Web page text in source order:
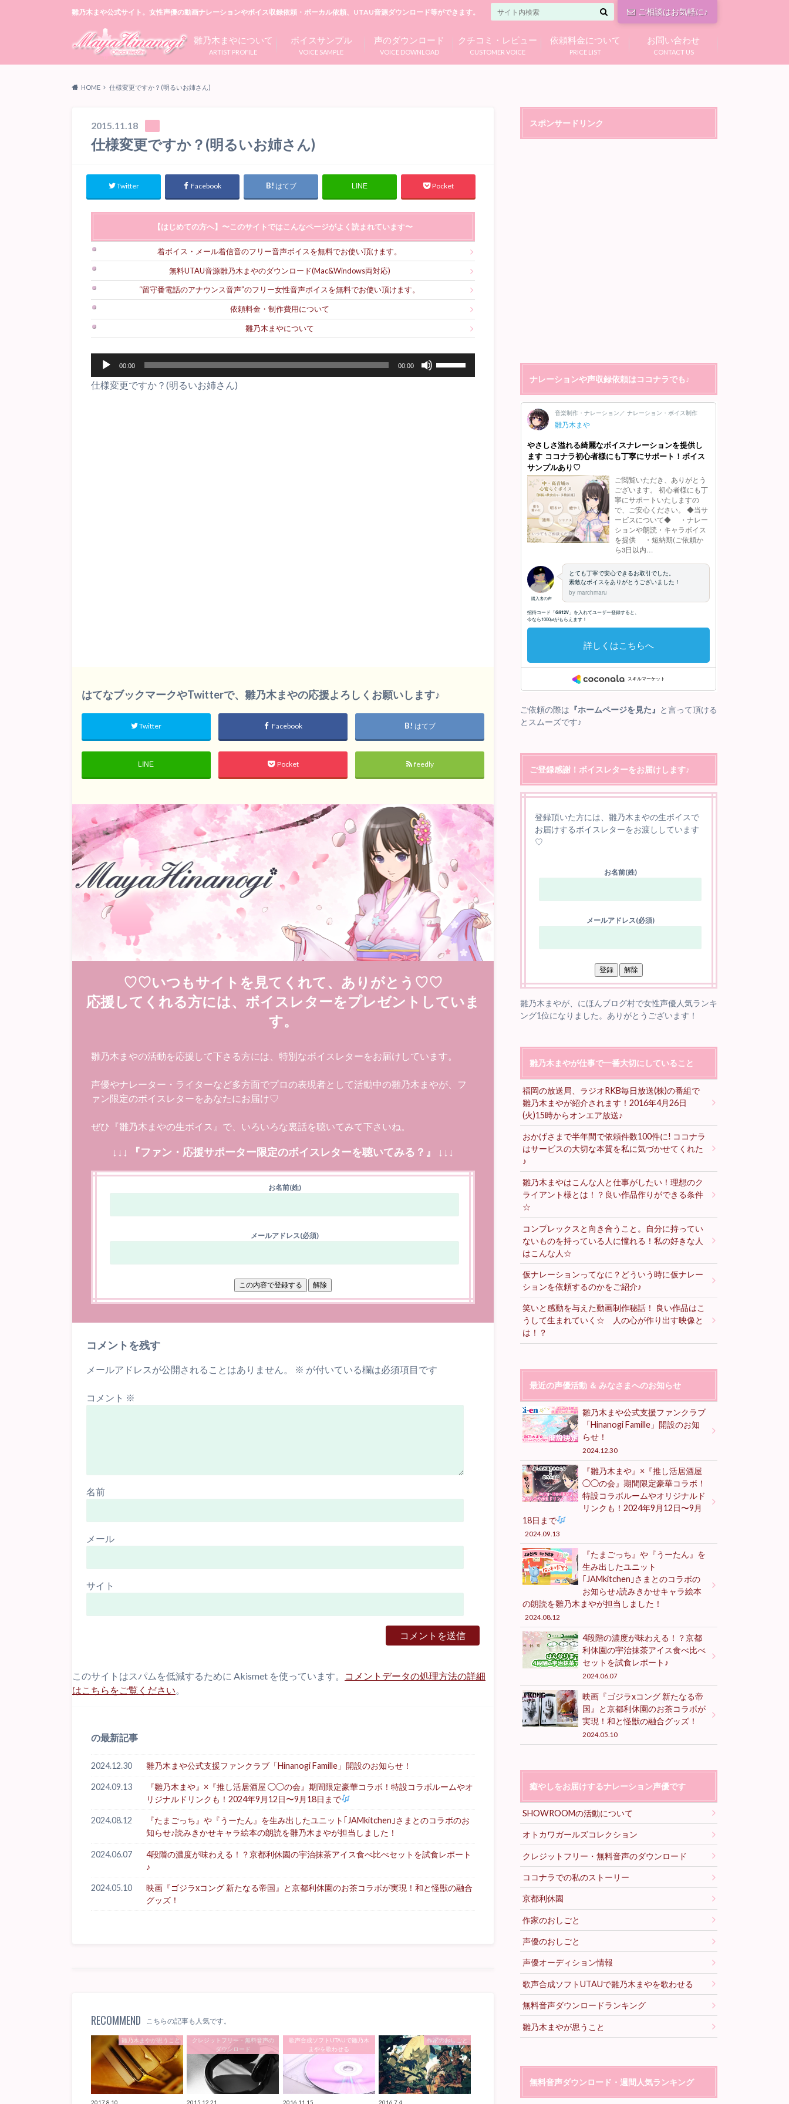
雛乃木まや公式サイト。女性声優の動画ナレーションやボイス収録依頼・ボーカル依頼、UTAU音源ダウンロード等ができます。 ご相談はお気軽に♪
ARTIST PROFILE
雛乃木まやについて
VOICE SAMPLE
ボイスサンプル
VOICE DOWNLOAD
声のダウンロード
CUSTOMER VOICE
クチコミ・レビュー
PRICE LIST
依頼料金について
CONTACT US
お問い合わせ
HOME 仕様変更ですか？(明るいお姉さん)
2015.11.18
仕様変更ですか？(明るいお姉さん)
Twitter Facebook はてブ LINE Pocket
【はじめての方へ】〜このサイトではこんなページがよく読まれています〜
着ボイス・メール着信音のフリー音声ボイスを無料でお使い頂けます。
無料UTAU音源雛乃木まやのダウンロード(Mac&Windows両対応)
“留守番電話のアナウンス音声”のフリー女性音声ボイスを無料でお使い頂けます。
依頼料金・制作費用について
雛乃木まやについて
プ
00:00 00:00
仕様変更ですか？(明るいお姉さん)
はてなブックマークやTwitterで、雛乃木まやの応援よろしくお願いします♪
Twitter Facebook はてブ
LINE Pocket feedly
♡♡いつもサイトを見てくれて、ありがとう♡♡
応援してくれる方には、ボイスレターをプレゼントしていま
す。
雛乃木まやの活動を応援して下さる方には、特別なボイスレターをお届けしています。
声優やナレーター・ライターなど多方面でプロの表現者として活動中の雛乃木まやが、フ
ァン限定のボイスレターをあなたにお届け♡
ぜひ『雛乃木まやの生ボイス』で、いろいろな裏話を聴いてみて下さいね。
↓↓↓ 『ファン・応援サポーター限定のボイスレターを聴いてみる？』 ↓↓↓
お名前(姓)
メールアドレス(必須)
コメントを残す
メールアドレスが公開されることはありません。 ※ が付いている欄は必須項目です
コメント ※
名前
メール
サイト
このサイトはスパムを低減するために Akismet を使っています。
コメントデータの処理方法の詳細
はこちらをご覧ください。
の最新記事
2024.12.30 雛乃木まや公式支援ファンクラブ「Hinanogi Famille」開設のお知らせ！
2024.09.13
『雛乃木まや』×『推し活居酒屋 ◯◯の会』期間限定豪華コラボ！特設コラボルームやオ
リジナルドリンクも！2024年9月12日〜9月18日まで
2024.08.12
『たまごっち』や『うーたん』を生み出したユニット｢JAMkitchen｣さまとのコラボのお
知らせ♪読みきかせキャラ絵本の朗読を雛乃木まやが担当しました！
2024.06.07
4段階の濃度が味わえる！？京都利休園の宇治抹茶アイス食べ比べセットを試食レポート
♪
2024.05.10
映画『ゴジラxコング 新たなる帝国』と京都利休園のお茶コラボが実現！和と怪獣の融合
グッズ！
RECOMMEND こちらの記事も人気です。
雛乃木まやが思うこと
2017.8.10
クレジットフリー・無料音声の
ダウンロード
2015.12.21
歌声合成ソフトUTAUで雛乃木
まやを歌わせる
2016.11.15
作家のおしごと
2016.7.4
スポンサードリンク
ナレーションや声収録依頼はココナラでも♪
ご依頼の際は 『ホームページを見た』 と言って頂ける
とスムーズです♪
ご登録感謝！ボイスレターをお届けします♪
登録頂いた方には、雛乃木まやの生ボイスで
お届けするボイスレターをお渡ししています
♡
お名前(姓)
メールアドレス(必須)
雛乃木まやが、にほんブログ村で女性声優人気ランキ
ング1位になりました。ありがとうございます！
雛乃木まやが仕事で一番大切にしていること
福岡の放送局、ラジオRKB毎日放送(株)の番組で
雛乃木まやが紹介されます！2016年4月26日
(火)15時からオンエア放送♪
おかげさまで半年間で依頼件数100件に! ココナラ
はサービスの大切な本質を私に気づかせてくれた
♪
雛乃木まやはこんな人と仕事がしたい！理想のク
ライアント様とは！？良い作品作りができる条件
☆
コンプレックスと向き合うこと。自分に持ってい
ないものを持っている人に憧れる！私の好きな人
はこんな人☆
仮ナレーションってなに？どういう時に仮ナレー
ションを依頼するのかをご紹介♪
笑いと感動を与えた動画制作秘話！ 良い作品はこ
うして生まれていく☆ 人の心が作り出す映像と
は！？
最近の声優活動 ＆ みなさまへのお知らせ
雛乃木まや公式支援ファンクラブ
「Hinanogi Famille」開設のお知
らせ！
2024.12.30
『雛乃木まや』×『推し活居酒屋
◯◯の会』期間限定豪華コラボ！
特設コラボルームやオリジナルド
リンクも！2024年9月12日〜9月
18日まで
2024.09.13
『たまごっち』や『うーたん』を
生み出したユニット
｢JAMkitchen｣さまとのコラボの
お知らせ♪読みきかせキャラ絵本
の朗読を雛乃木まやが担当しました！
2024.08.12
4段階の濃度が味わえる！？京都
利休園の宇治抹茶アイス食べ比べ
セットを試食レポート♪
2024.06.07
映画『ゴジラxコング 新たなる帝
国』と京都利休園のお茶コラボが
実現！和と怪獣の融合グッズ！
2024.05.10
癒やしをお届けするナレーション声優です
SHOWROOMの活動について
オトカワガールズコレクション
クレジットフリー・無料音声のダウンロード
ココナラでの私のストーリー
京都利休園
作家のおしごと
声優のおしごと
声優オーディション情報
歌声合成ソフトUTAUで雛乃木まやを歌わせる
無料音声ダウンロードランキング
雛乃木まやが思うこと
無料音声ダウンロード・週間人気ランキング